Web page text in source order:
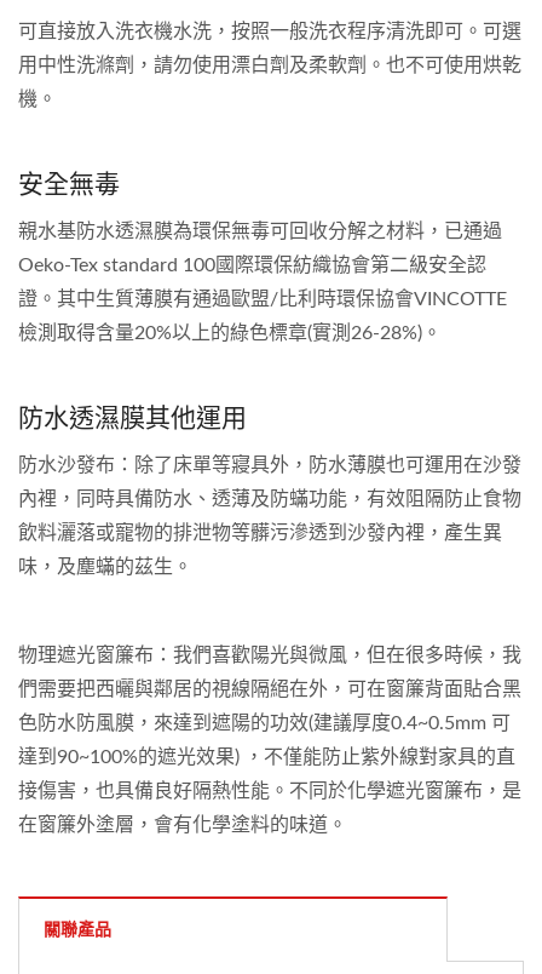
可直接放入洗衣機水洗，按照一般洗衣程序清洗即可。可選
用中性洗滌劑，請勿使用漂白劑及柔軟劑。也不可使用烘乾
機。
安全無毒
親水基防水透濕膜為環保無毒可回收分解之材料，已通過
Oeko-Tex standard 100國際環保紡織協會第二級安全認
證。其中生質薄膜有通過歐盟/比利時環保協會VINCOTTE
檢測取得含量20%以上的綠色標章(實測26-28%)。
防水透濕膜其他運用
防水沙發布：除了床單等寢具外，防水薄膜也可運用在沙發
內裡，同時具備防水、透薄及防蟎功能，有效阻隔防止食物
飲料灑落或寵物的排泄物等髒污滲透到沙發內裡，產生異
味，及塵蟎的茲生。
物理遮光窗簾布：我們喜歡陽光與微風，但在很多時候，我
們需要把西曬與鄰居的視線隔絕在外，可在窗簾背面貼合黑
色防水防風膜，來達到遮陽的功效(建議厚度0.4~0.5mm 可
達到90~100%的遮光效果) ，不僅能防止紫外線對家具的直
接傷害，也具備良好隔熱性能。不同於化學遮光窗簾布，是
在窗簾外塗層，會有化學塗料的味道。
關聯產品